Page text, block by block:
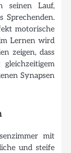
seinen Lauf,
Sprechenden.
motorische
Lernen wird
zeigen, dass
Synapsen
mit
und steife